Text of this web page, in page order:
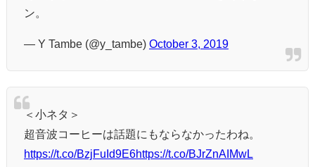
ン。
— Y Tambe (@y_tambe) October 3, 2019
＜小ネタ＞
超音波コーヒーは話題にもならなかったわね。
https://t.co/BzjFuId9E6https://t.co/BJrZnAIMwL